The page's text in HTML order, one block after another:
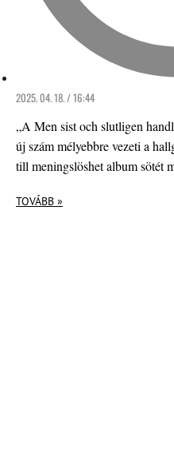
2025. 04. 18. / 16:44
„A Men sist och slutligen
új szám mélyebbre vezeti a
till meningslöshet album sötét
TOVÁBB »